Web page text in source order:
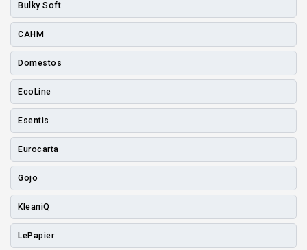
Bulky Soft
CAHM
Domestos
EcoLine
Esentis
Eurocarta
Gojo
KleaniQ
LePapier